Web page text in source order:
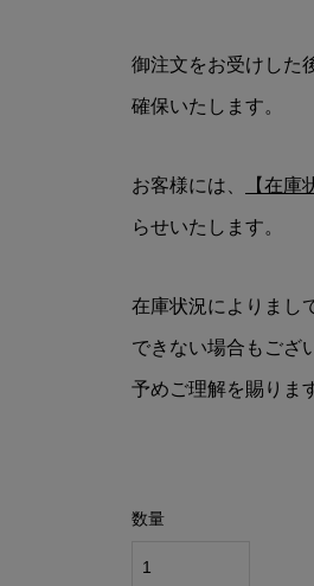
御注文をお受けした
確保いたします。
お客様には、 【在庫
らせいたします。
在庫状況によりまし
できない場合もござ
予めご理解を賜りま
数量